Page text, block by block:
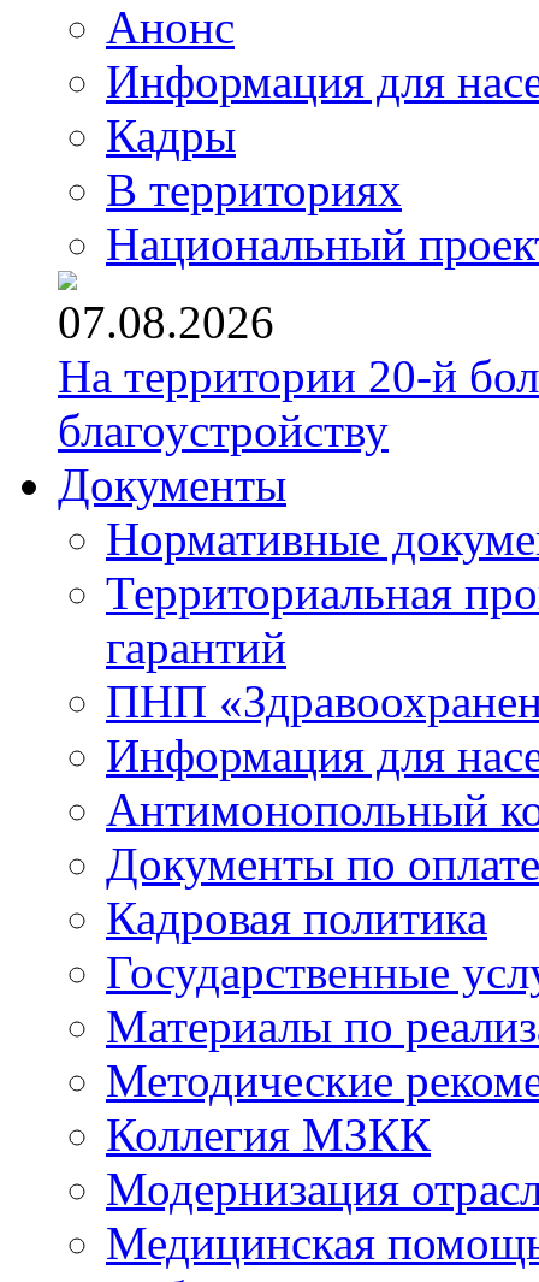
Анонс
Информация для
Кадры
В территориях
Национальный
07.08.2026
На территории 20-й
благоустройству
Документы
Нормативные
Территориальная
гарантий
ПНП
Информация для
Антимонопольный
Документы по
Кадровая политика
Государственные
Материалы по
Методические
Коллегия МЗКК
Модернизация
Медицинская